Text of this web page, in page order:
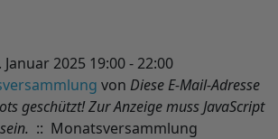
2025 19:00 - 22:00
von Diese E-Mail-Adresse
geschützt! Zur Anzeige muss JavaScript
:: Monatsversammlung